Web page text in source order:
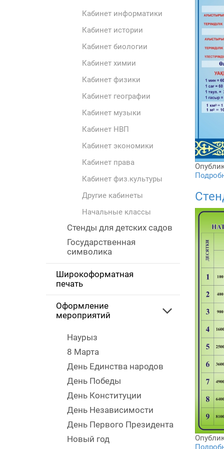
Кабинет информатики
Кабинет истории
Кабинет биологии
Кабинет химии
Кабинет физики
Кабинет географии
Кабинет музыки
Кабинет НВП
Кабинет экономики
Кабинет права
Кабинет физ.культуры
Другие кабинеты
Начальные классы
Стенды для детских садов
Государственная
символика
Широкоформатная
печать
Оформление
мероприятий
Наурыз
8 Марта
День Единства народов
День Победы
День Конституции
День Независимости
День Первого Президента
Новый год